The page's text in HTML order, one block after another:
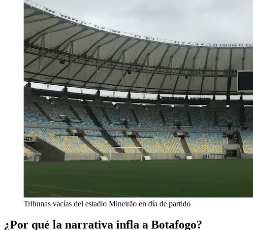
Tribunas vacías del estadio Mineirão en día de partido
¿Por qué la narrativa infla a Botafogo?